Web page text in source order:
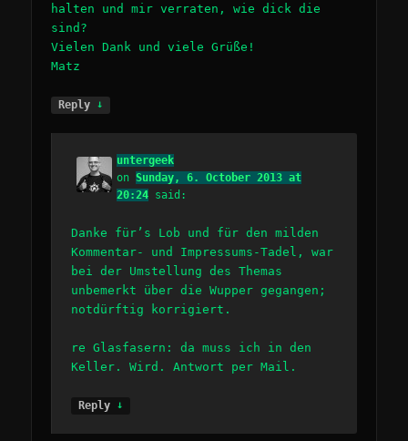
halten und mir verraten, wie dick die
sind?
Vielen Dank und viele Grüße!
Matz
Reply ↓
untergeek
onSunday, 6. October 2013 at
20:24 said:
Danke für’s Lob und für den milden
Kommentar- und Impressums-Tadel, war
bei der Umstellung des Themas
unbemerkt über die Wupper gegangen;
notdürftig korrigiert.
re Glasfasern: da muss ich in den
Keller. Wird. Antwort per Mail.
Reply ↓